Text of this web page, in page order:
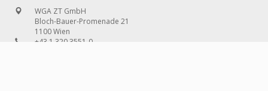
WGA ZT GmbH
Bloch-Bauer-Promenade 21
1100 Wien
+43 1 320 3551-0